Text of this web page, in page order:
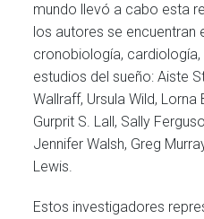
mundo llevó a cabo esta
los autores se encuentran
cronobiología,
estudios del sueño: Aiste
Wallraff, Ursula Wild, Lorna
Gurprit S. Lall, Sally
Jennifer Walsh, Greg
Lewis.
Estos investigadores